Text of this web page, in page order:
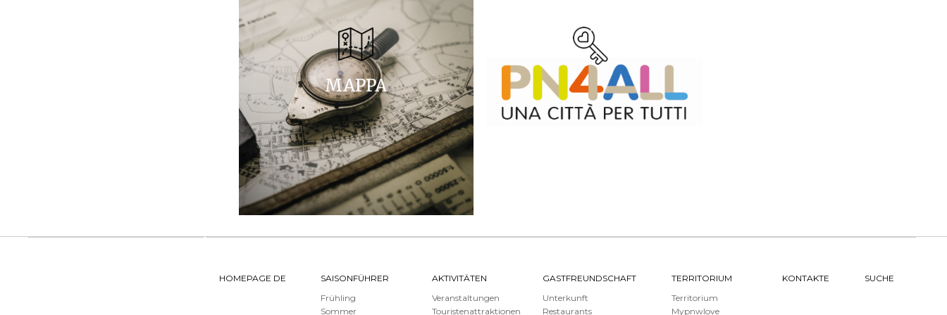
MAPPA
HOMEPAGE DE
SAISONFÜHRER
Frühling
Sommer
AKTIVITÄTEN
Veranstaltungen
Touristenattraktionen
GASTFREUNDSCHAFT
Unterkunft
Restaurants
TERRITORIUM
Territorium
Mypnwlove
KONTAKTE SUCHE